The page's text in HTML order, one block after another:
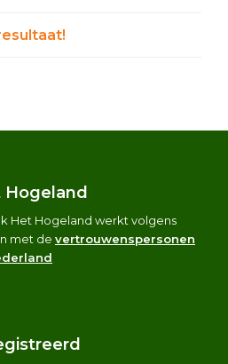
Het Hogeland werkt volgens
met de vertrouwenspersonen